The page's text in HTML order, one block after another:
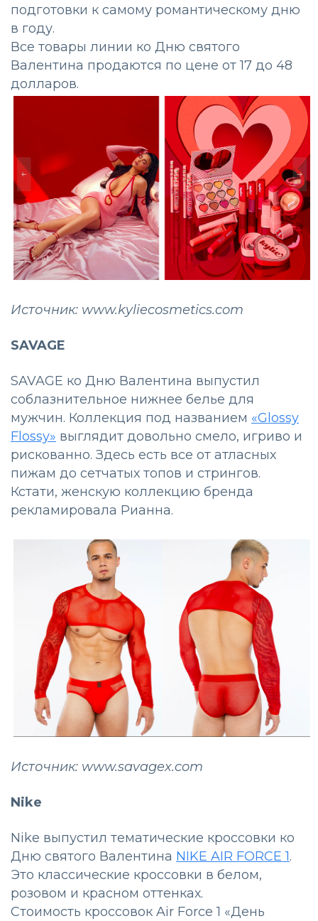
подготовки к самому романтическому дню
в году.
Все товары линии ко Дню святого
Валентина продаются по цене от 17 до 48
долларов.
Источник: www.kyliecosmetics.com
SAVAGE
SAVAGE ко Дню Валентина выпустил
соблазнительное нижнее белье для
мужчин. Коллекция под названием «Glossy
Flossy» выглядит довольно смело, игриво и
рискованно. Здесь есть все от атласных
пижам до сетчатых топов и стрингов.
Кстати, женскую коллекцию бренда
рекламировала Рианна.
Источник: www.savagex.com
Nike
Nike выпустил тематические кроссовки ко
Дню святого Валентина NIKE AIR FORCE 1.
Это классические кроссовки в белом,
розовом и красном оттенках.
Стоимость кроссовок Air Force 1 «День